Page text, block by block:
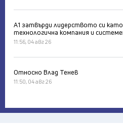
А1 затвърди лидерството си
технологична компания и
11:56, 04 авг 26
Относно Влад Тенев
11:50, 04 авг 26